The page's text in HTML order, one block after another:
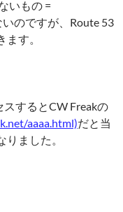
いもの =
のですが、Route 53
す。
スするとCW Freakの
aaaa.html)だと当
ました。